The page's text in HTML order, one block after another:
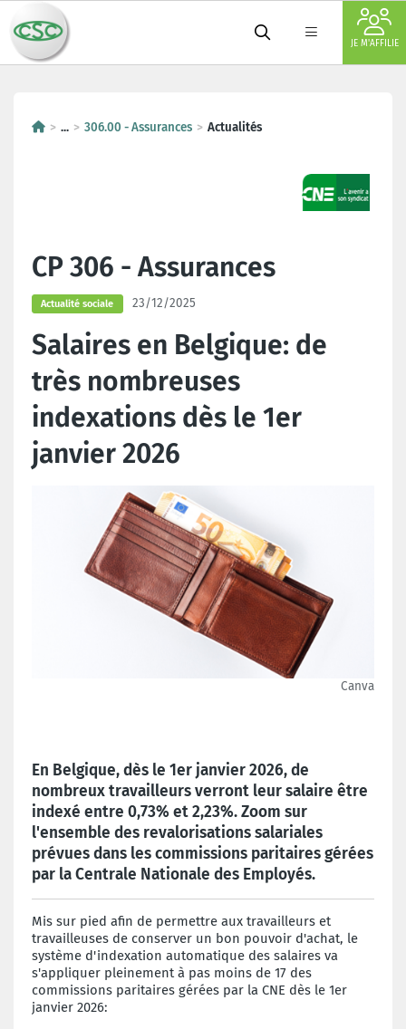
JE M'AFFILIE
... 306.00 - Assurances Actualités
CP 306 - Assurances
Actualité sociale 23/12/2025
Salaires en Belgique: de
très nombreuses
indexations dès le 1er
janvier 2026
Canva
En Belgique, dès le 1er janvier 2026, de
nombreux travailleurs verront leur salaire être
indexé entre 0,73% et 2,23%. Zoom sur
l'ensemble des revalorisations salariales
prévues dans les commissions paritaires gérées
par la Centrale Nationale des Employés.
Mis sur pied afin de permettre aux travailleurs et
travailleuses de conserver un bon pouvoir d'achat, le
système d'indexation automatique des salaires va
s'appliquer pleinement à pas moins de 17 des
commissions paritaires gérées par la CNE dès le 1er
janvier 2026: